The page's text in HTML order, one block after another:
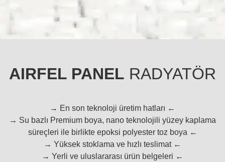
AIRFEL PANEL RADYATÖR
→ En son teknoloji üretim hatları ←
→ Su bazlı Premium boya, nano teknolojili yüzey kaplama
süreçleri ile birlikte epoksi polyester toz boya ←
→ Yüksek stoklama ve hızlı teslimat ←
→ Yerli ve uluslararası ürün belgeleri ←